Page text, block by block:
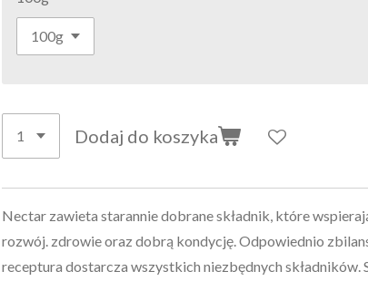
Dodaj do koszyka
Nectar zawieta starannie dobrane składnik, które
rozwój. zdrowie oraz dobrą kondycję. Odpowiednio
receptura dostarcza wszystkich niezbędnych składników.